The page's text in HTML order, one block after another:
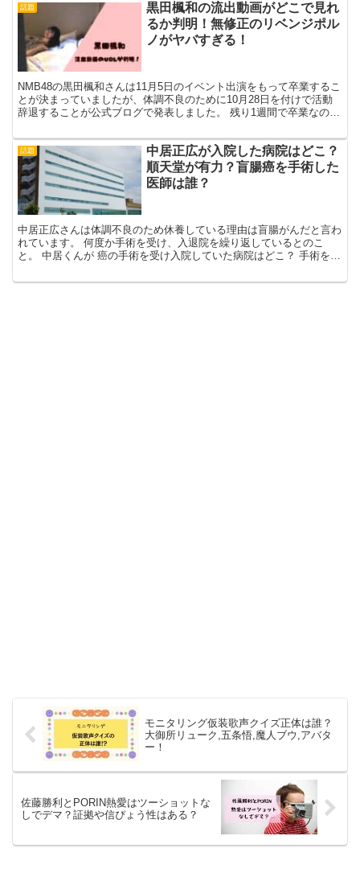
話題
黒田楓和の流出動画がどこで見れ
るか判明！無修正のリベンジポル
ノがヤバすぎる！
NMB48の黒田楓和さんは11月5日のイベント出演をもって卒業するこ
とが決まっていましたが、体調不良のために10月28日を付けで活動
辞退することが公式ブログで発表しました。 残り1週間で卒業なのに
話題
中居正広が入院した病院はどこ？
順天堂が有力？盲腸癌を手術した
医師は誰？
中居正広さんは体調不良のため休養している理由は盲腸がんだと言わ
れています。 何度か手術を受け、入退院を繰り返しているとのこ
と。 中居くんが 癌の手術を受け入院していた病院はどこ？ 手術を担
モニタリング仮装歌声クイズ正体は誰？
大御所リューク,五条悟,魔人ブウ,アバタ
ー！
佐藤勝利とPORIN熱愛はツーショットな
しでデマ？証拠や信ぴょう性はある？